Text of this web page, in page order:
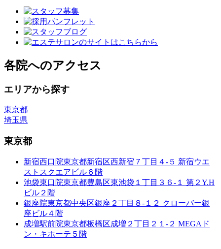
各院へのアクセス
エリアから探す
東京都
埼玉県
東京都
新宿西口院東京都新宿区西新宿７丁目４-５ 新宿ウエ
ストスクエアビル６階
池袋東口院東京都豊島区東池袋１丁目３６-１ 第２Y.H
ビル２階
銀座院東京都中央区銀座２丁目８-１２ クローバー銀
座ビル４階
成増駅前院東京都板橋区成増２丁目２１-２ MEGAド
ン・キホーテ５階